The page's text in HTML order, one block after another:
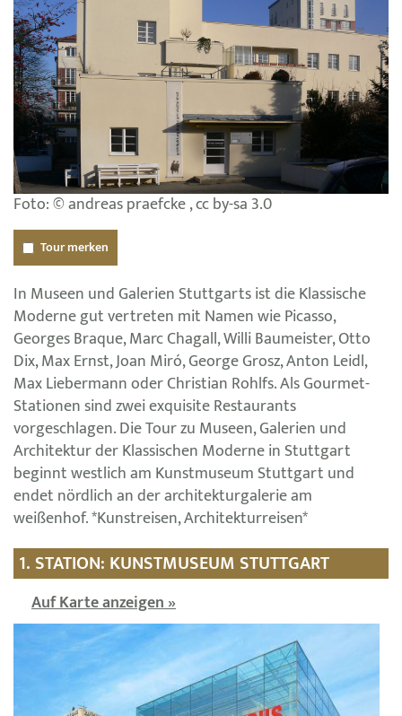
Foto: © andreas praefcke , cc by-sa 3.0
Tour merken
In Museen und Galerien Stuttgarts ist die Klassische
Moderne gut vertreten mit Namen wie Picasso,
Georges Braque, Marc Chagall, Willi Baumeister, Otto
Dix, Max Ernst, Joan Miró, George Grosz, Anton Leidl,
Max Liebermann oder Christian Rohlfs. Als Gourmet-
Stationen sind zwei exquisite Restaurants
vorgeschlagen. Die Tour zu Museen, Galerien und
Architektur der Klassischen Moderne in Stuttgart
beginnt westlich am Kunstmuseum Stuttgart und
endet nördlich an der architekturgalerie am
weißenhof. *Kunstreisen, Architekturreisen*
1. STATION: KUNSTMUSEUM STUTTGART
Auf Karte anzeigen »